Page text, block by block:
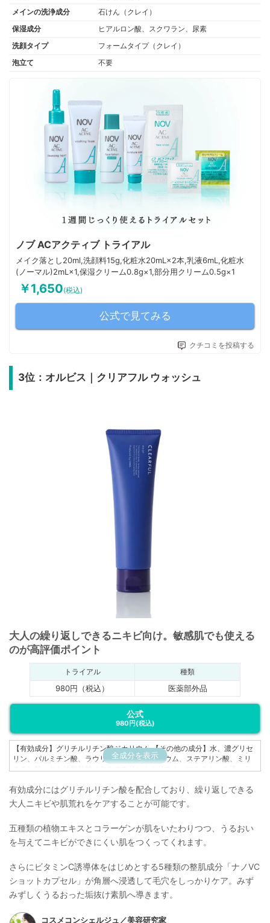
メインの洗浄成分
石けん（クレイ）
保湿成分
ヒアルロン酸、スクワラン、尿素
洗顔タイプ
フォームタイプ（クレイ）
泡立て
不要
ノブ ACアクティブ トライアル
メイク落とし20ml,洗顔料15g,化粧水20mL×2本,乳液6mL,化粧水
(ノーマル)2mL×1,保湿クリーム0.8g×1,部分用クリーム0.5g×1
￥1,650(税込)
公式で見てみる
クチコミを投稿する
3位：オルビス｜クリアフル ウォッシュ
大人の繰り返しできるニキビ向け。敏感肌でも使える
のが高評価ポイント
トライアル 種類
980円（税込） 医薬部外品
公式
980円(税込)
全成分を表示
【有効成分】グリチルリチン酸ジカリウム 【その他の成分】水、濃グリセ
リン、パルミチン酸、ラウリン酸、水酸化カリウム、ステアリン酸、ミリ
ヒドロキシスルホベタイン液、シクロヘキサンジカルボン酸ビスエトキシ
ジグリコール、シコニン、テトラ2-ヘキシルデカン酸アスコルビル、天然
ビタミンE、ユズセラミド、イノシット、フィチン酸液、スフィンゴ糖脂
ン液、イソステアリン酸、1,2-ペンタンジオール、1,3-ブチレングリコー
ル、グリセリル-N-(2-メタクリロイルオキシエチル)カルバメート・メタク
ルアミド共重合体、N-ヤシ油脂肪酸アシル-L-グルタミン酸トリエタノール
アミン液、炭酸水素ナトリウム、ジエチレントリアミン五酢酸五ナトリウ
ム液
有効成分にはグリチルリチン酸を配合しており、繰り返しできる
大人ニキビや肌荒れをケアすることが可能です。
五種類の植物エキスとコラーゲンが肌をいたわりつつ、うるおい
を与えてニキビができにくい肌をつくってくれます。
さらにビタミンC誘導体をはじめとする5種類の整肌成分「ナノVC
ショットカプセル」が角層へ浸透して毛穴をしっかりケア。みず
みずしくうるおった垢抜け素肌へ導きます。